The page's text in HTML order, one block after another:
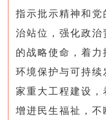
指示批示精神和
治站位，强化政
的战略使命，着
环境保护与可持续
家重大工程建设，
增进民生福祉，